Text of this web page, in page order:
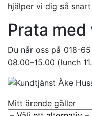
hjälper vi dig så
Prata
Du når oss på 018-
08.00–15.00 (lunch
Mitt ärende gäller